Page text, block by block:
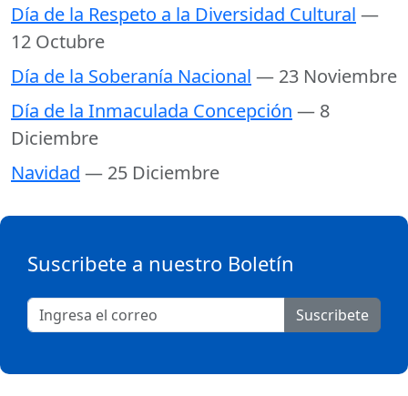
Día de la Respeto a la Diversidad Cultural —
12 Octubre
Día de la Soberanía Nacional — 23 Noviembre
Día de la Inmaculada Concepción — 8
Diciembre
Navidad — 25 Diciembre
Suscribete a nuestro Boletín
Suscribete